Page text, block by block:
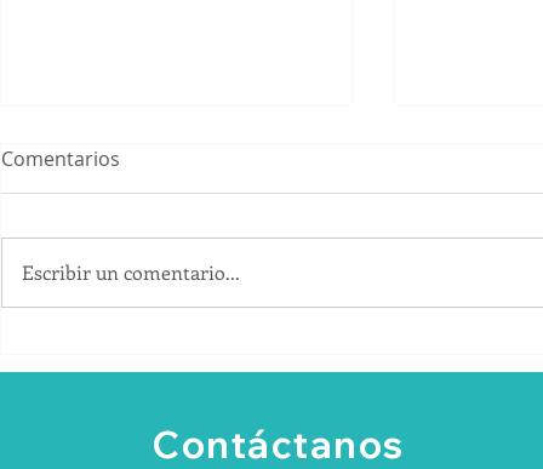
artículos promocionales en
B2B sin
Comentarios
Escribir un comentario...
Contáctanos